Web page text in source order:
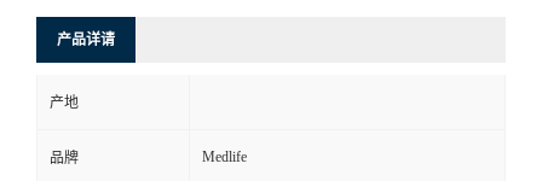
产品详请
产地
品牌 Medlife